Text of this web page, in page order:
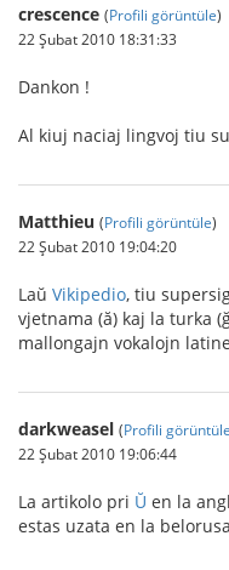
crescence (Profili görüntüle)
22 Şubat 2010 18:31:33
Dankon !
Al kiuj naciaj lingvoj tiu
Matthieu (Profili görüntüle)
22 Şubat 2010 19:04:20
Laŭ Vikipedio, tiu
vjetnama (ă) kaj la turka
mallongajn vokalojn
darkweasel (Profili görüntüle
22 Şubat 2010 19:06:44
La artikolo pri Ŭ en la
estas uzata en la